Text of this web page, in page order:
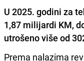
U 2025. godini za
1,87 milijardi KM,
utrošeno više od
Prema nalazima